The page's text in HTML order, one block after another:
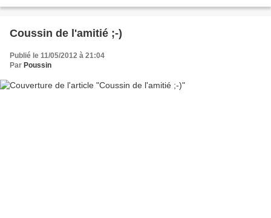
Coussin de l'amitié ;-)
Publié le 11/05/2012 à 21:04
Par Poussin